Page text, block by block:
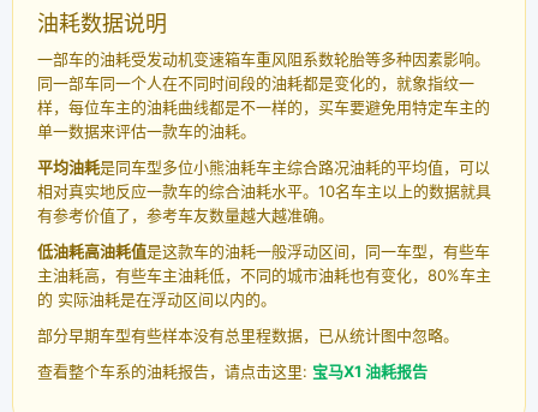
油耗数据说明
一部车的油耗受发动机变速箱车重风阻系数轮胎等多种因素影响。
同一部车同一个人在不同时间段的油耗都是变化的，就象指纹一
样，每位车主的油耗曲线都是不一样的，买车要避免用特定车主的
单一数据来评估一款车的油耗。
平均油耗是同车型多位小熊油耗车主综合路况油耗的平均值，可以
相对真实地反应一款车的综合油耗水平。10名车主以上的数据就具
有参考价值了，参考车友数量越大越准确。
低油耗高油耗值是这款车的油耗一般浮动区间，同一车型，有些车
主油耗高，有些车主油耗低，不同的城市油耗也有变化，80%车主
的 实际油耗是在浮动区间以内的。
部分早期车型有些样本没有总里程数据，已从统计图中忽略。
查看整个车系的油耗报告，请点击这里: 宝马X1 油耗报告